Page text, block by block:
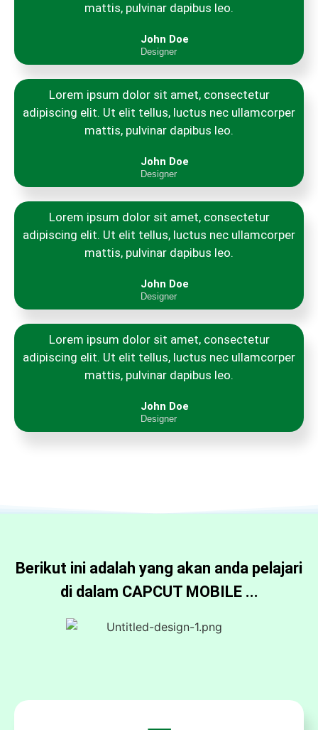
mattis, pulvinar dapibus leo.
John Doe
Designer
Lorem ipsum dolor sit amet, consectetur
adipiscing elit. Ut elit tellus, luctus nec ullamcorper
mattis, pulvinar dapibus leo.
John Doe
Designer
Lorem ipsum dolor sit amet, consectetur
adipiscing elit. Ut elit tellus, luctus nec ullamcorper
mattis, pulvinar dapibus leo.
John Doe
Designer
Lorem ipsum dolor sit amet, consectetur
adipiscing elit. Ut elit tellus, luctus nec ullamcorper
mattis, pulvinar dapibus leo.
John Doe
Designer
Berikut ini adalah yang akan anda pelajari
di dalam CAPCUT MOBILE ...